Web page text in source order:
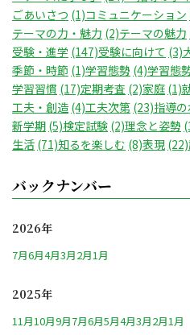
ごあいさつ (1)コミュニケーション
テーマの力・魅力 (2)テーマの魅力
受験・進学 (147)受験に向けて (3)
季節・時節 (1)学習態勢 (4)学習態
学習習慣 (17)定期考査 (2)家庭 (1)
工夫・創造 (4)工夫次第 (23)指導
新学期 (5)検定試験 (2)理念と姿勢
生活 (71)知るを楽しむ (8)表現 (22)
バックナンバー
2026年
7月6月4月3月2月1月
2025年
11月10月9月7月6月5月4月3月2月1月